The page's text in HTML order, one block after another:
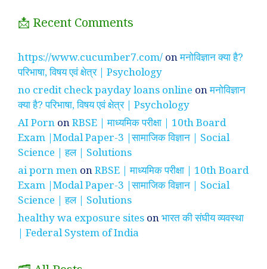
📩 Recent Comments
https://www.cucumber7.com/ onमनोविज्ञान क्या है?
परिभाषा, विषय एवं क्षेत्र | Psychology
no credit check payday loans online onमनोविज्ञान
क्या है? परिभाषा, विषय एवं क्षेत्र | Psychology
AI Porn onRBSE | माध्यमिक परीक्षा | 10th Board
Exam |Modal Paper-3 |सामाजिक विज्ञान | Social
Science | हल | Solutions
ai porn men onRBSE | माध्यमिक परीक्षा | 10th Board
Exam |Modal Paper-3 |सामाजिक विज्ञान | Social
Science | हल | Solutions
healthy wa exposure sites onभारत की संघीय व्यवस्था
| Federal System of India